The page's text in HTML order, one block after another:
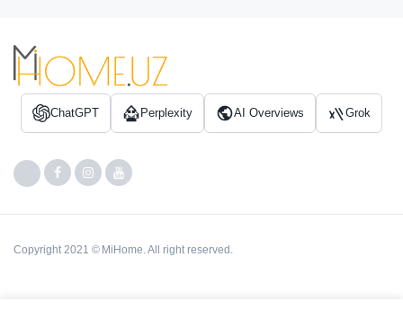
ChatGPT Perplexity AI Overviews Grok
Copyright 2021 © MiHome. All right reserved.